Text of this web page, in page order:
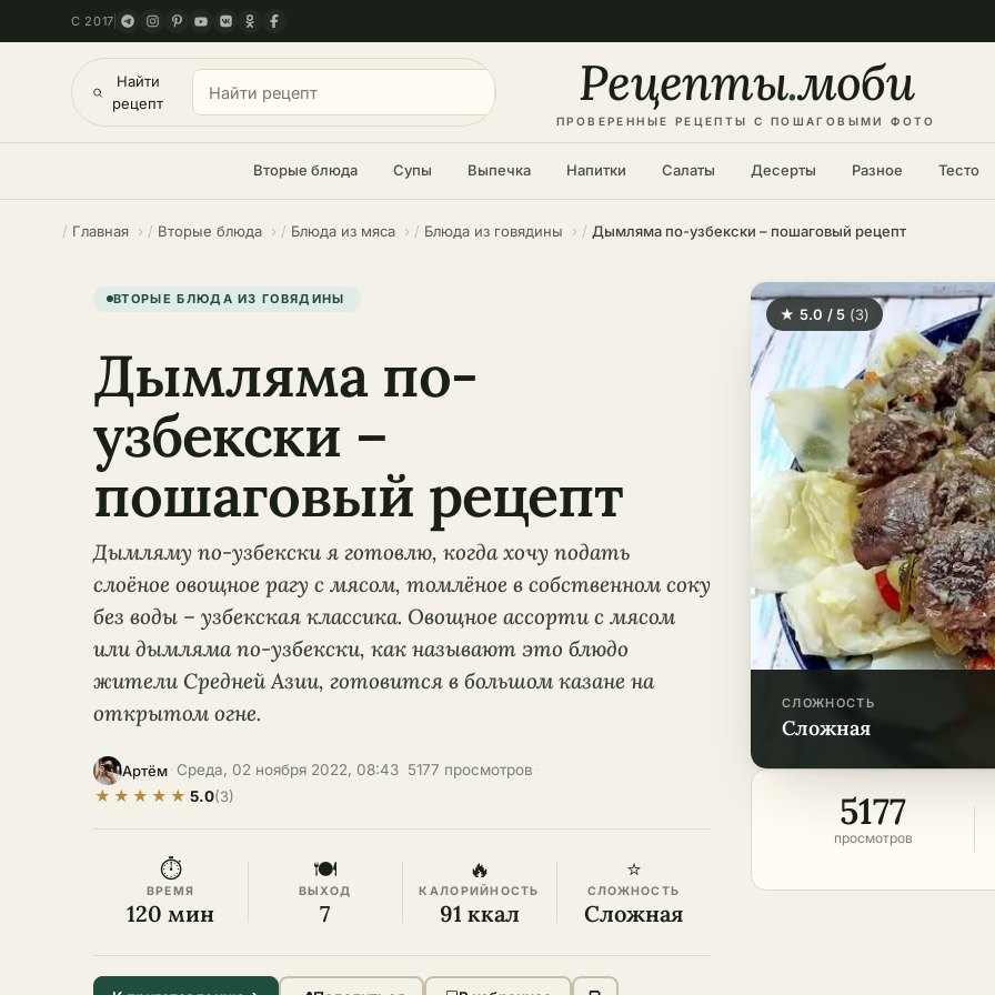
С 2017
Найти
рецепт
Рецепты.моби
ПРОВЕРЕННЫЕ РЕЦЕПТЫ С ПОШАГОВЫМИ ФОТО
Вторые блюда Супы Выпечка Напитки Салаты Десерты Разное Тесто
Главная Вторые блюда Блюда из мяса Блюда из говядины Дымляма по-узбекски – пошаговый рецепт
★ 5.0 / 5 (3)
СЛОЖНОСТЬ
сложная
5177
просмотров
ВТОРЫЕ БЛЮДА ИЗ ГОВЯДИНЫ
Дымляма по-
узбекски –
пошаговый рецепт
Дымляму по-узбекски я готовлю, когда хочу подать
слоёное овощное рагу с мясом, томлёное в собственном соку
без воды – узбекская классика. Овощное ассорти с мясом
или дымляма по-узбекски, как называют это блюдо
жители Средней Азии, готовится в большом казане на
открытом огне.
Артём Среда, 02 ноября 2022, 08:43 5177 просмотров
★ ★ ★ ★ ★ 5.0(3)
⏱
ВРЕМЯ
120 мин
🍽
ВЫХОД
7
🔥
КАЛОРИЙНОСТЬ
91 ккал
⭐
СЛОЖНОСТЬ
Сложная